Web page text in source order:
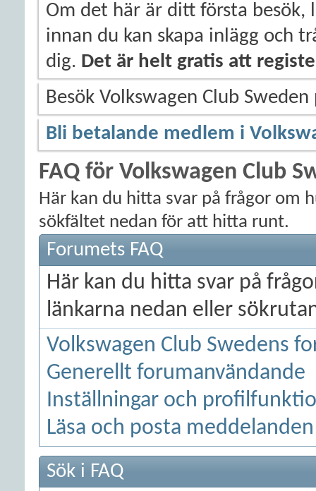
Om det här är ditt första besök,
innan du kan skapa inlägg och
dig. Det är helt gratis att
Besök Volkswagen Club
Bli betalande medlem i
FAQ för Volkswagen Club
Här kan du hitta svar på frågor om
sökfältet nedan för att hitta runt.
Forumets FAQ
Här kan du hitta svar på
länkarna nedan eller
Volkswagen Club Swedens
Generellt forumanvändande
Inställningar och
Läsa och posta meddelanden
Sök i FAQ